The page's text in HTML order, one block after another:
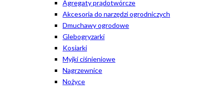
Agregaty prądotwórcze
Akcesoria do narzędzi ogrodniczych
Dmuchawy ogrodowe
Glebogryzarki
Kosiarki
Myjki ciśnieniowe
Nagrzewnice
Nożyce